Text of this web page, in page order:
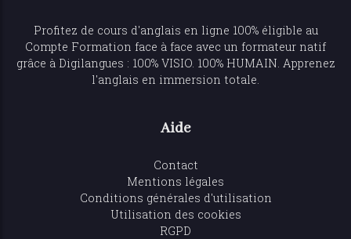
Profitez de cours d'anglais en ligne 100% éligible au
Compte Formation face à face avec un formateur natif
grâce à Digilangues : 100% VISIO. 100% HUMAIN. Apprenez
l'anglais en immersion totale.
Aide
Contact
Mentions légales
Conditions générales d'utilisation
Utilisation des cookies
RGPD